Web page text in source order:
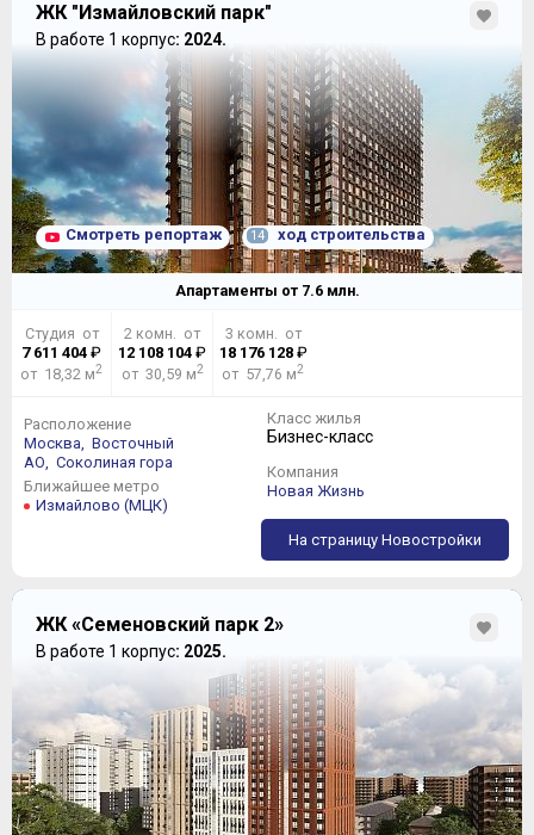
ЖК "Измайловский парк"
В работе 1 корпус: 2024.
Смотреть репортаж 14 ход строительства
Апартаменты от 7.6млн.
Студия от
7 611 404 ₽
от 18,32 м2
2 комн. от
12 108 104 ₽
от 30,59 м2
3 комн. от
18 176 128₽
от 57,76 м2
Расположение
Москва, Восточный
АО, Соколиная гора
Ближайшее метро
Измайлово (МЦК)
Класс жилья
Бизнес-класс
Компания
Новая Жизнь
На страницу Новостройки
ЖК «Семеновский парк 2»
В работе 1 корпус: 2025.